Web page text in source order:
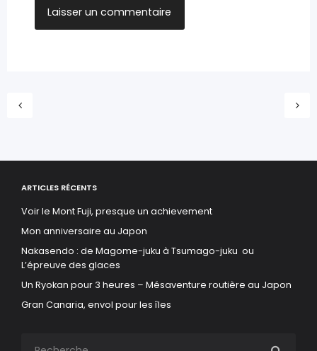
ARTICLES RÉCENTS
Voir le Mont Fuji, presque un achievement
Mon anniversaire au Japon
Nakasendo : de Magome-juku à Tsumago-juku ou
L’épreuve des glaces
Un Ryokan pour 3 heures – Mésaventure routière au Japon
Gran Canaria, envol pour les îles